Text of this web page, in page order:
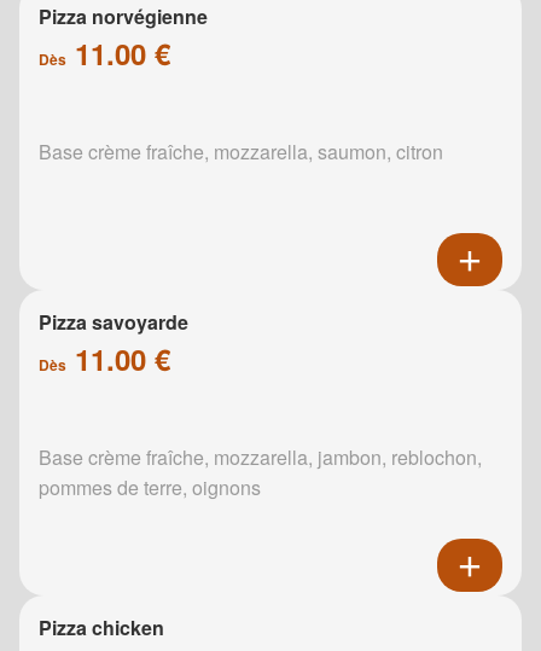
Pizza norvégienne
Dès 11.00 €
Base crème fraîche, mozzarella, saumon, citron
Pizza savoyarde
Dès 11.00 €
Base crème fraîche, mozzarella, jambon, reblochon,
pommes de terre, oignons
Pizza chicken